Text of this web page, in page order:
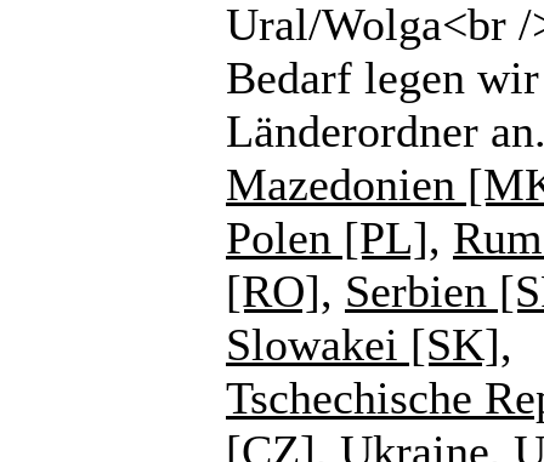
Ural/Wolga<br /
Bedarf legen wir
Länderordner
Mazedonien
Polen [PL],
[RO], Serbien
Slowakei [SK],
Tschechische
[CZ], Ukraine,